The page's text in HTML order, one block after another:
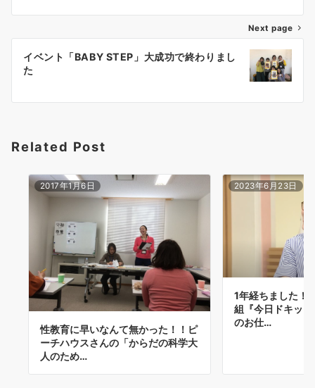
ナ
ビ
ゲ
シ
ン
Next page
イベント「BABY STEP」大成功で終わりまし
た
Related Post
2017年1月6日
性教育に早いなんて無かった！！ピ
ーチハウスさんの「からだの科学大
人のため…
2023年6月23日
1年経ちました！
組『今日ドキッ
のお仕…